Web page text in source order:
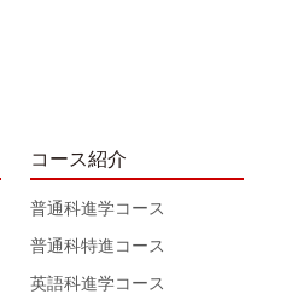
コース紹介
普通科進学コース
普通科特進コース
英語科進学コース